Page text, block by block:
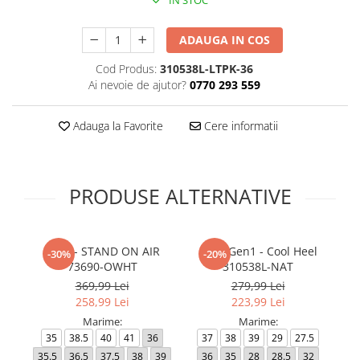
ADAUGA IN COS
Cod Produs: 310538L-LTPK-36
Ai nevoie de ajutor? 0770 293 559
Adauga la Favorite Cere informatii
PRODUSE ALTERNATIVE
-30%
UNO - STAND ON AIR
73690-OWHT
369,99 Lei
258,99 Lei
Marime:
35 38.5 40 41
36
35.5
36.5 37.5 38 39
-20%
UNO Gen1 - Cool Heel
310538L-NAT
279,99 Lei
223,99 Lei
Marime:
37 38 39 29
27.5
36
35 28 28.5 32